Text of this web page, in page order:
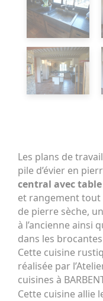
Les plans de
pile d’évier en
central avec table
et rangement
de pierre sèche,
à l’ancienne ainsi
dans les
Cette cuisine
réalisée par
cuisines à
Cette cuisine allie